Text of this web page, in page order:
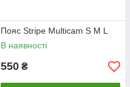
Пояс Stripe Multicam S M L
В наявності
550 ₴